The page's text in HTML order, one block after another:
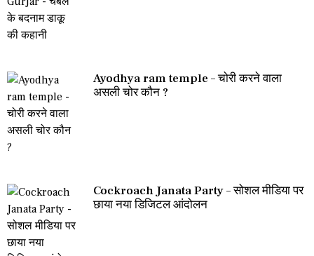
Ayodhya ram temple – चोरी करने वाला
असली चोर कौन ?
Cockroach Janata Party – सोशल मीडिया पर
छाया नया डिजिटल आंदोलन